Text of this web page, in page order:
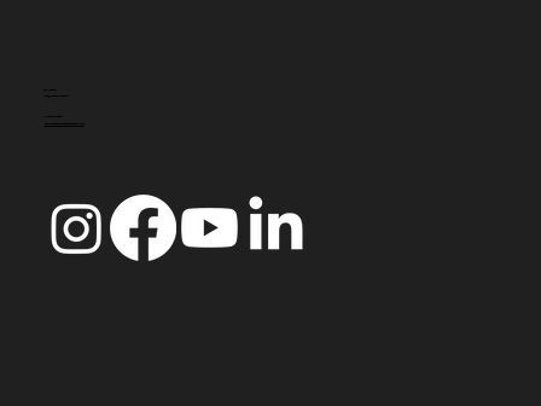
info@doccoimbra.com
MORADA FISCAL: